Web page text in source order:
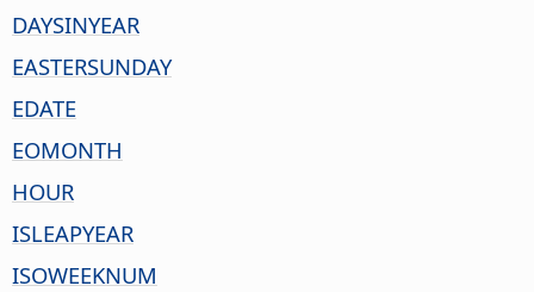
DAYSINYEAR
EASTERSUNDAY
EDATE
EOMONTH
HOUR
ISLEAPYEAR
ISOWEEKNUM